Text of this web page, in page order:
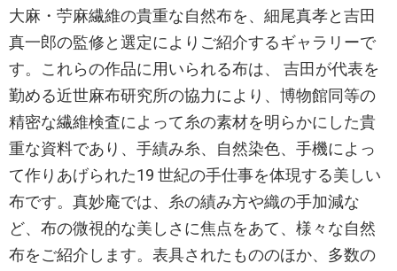
大麻・苧麻繊維の貴重な自然布を、細尾真孝と吉田
真一郎の監修と選定によりご紹介するギャラリーで
す。これらの作品に用いられる布は、 吉田が代表を
勤める近世麻布研究所の協力により、博物館同等の
精密な繊維検査によって糸の素材を明らかにした貴
重な資料であり、手績み糸、自然染色、手機によっ
て作りあげられた19 世紀の手仕事を体現する美しい
布です。真妙庵では、糸の績み方や織の手加減な
ど、布の微視的な美しさに焦点をあて、様々な自然
布をご紹介します。表具されたもののほか、多数の